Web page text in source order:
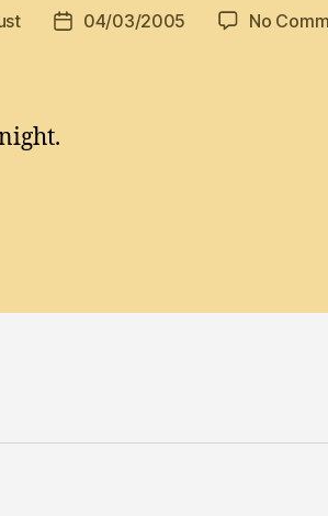
Post04/03/2005 No